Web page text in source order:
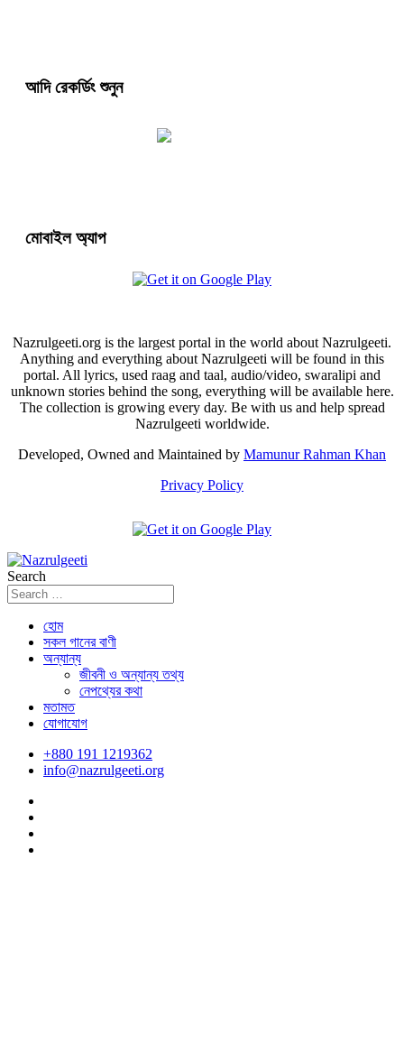
আদি রেকর্ডিং শুনুন
মোবাইল অ্যাপ
Nazrulgeeti.org is the largest portal in the world about Nazrulgeeti.
Anything and everything about Nazrulgeeti will be found in this
portal. All lyrics, used raag and taal, audio/video, swaralipi and
unknown stories behind the song, everything will be available here.
The collection is growing every day. Be with us and help spread
Nazrulgeeti worldwide.
Developed, Owned and Maintained by Mamunur Rahman Khan
Privacy Policy
Search
হোম
সকল গানের বাণী
অন্যান্য
জীবনী ও অন্যান্য তথ্য
নেপথ্যের কথা
মতামত
যোগাযোগ
+880 191 1219362
info@nazrulgeeti.org